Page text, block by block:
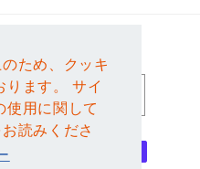
ため、クッキ
ます。 サイ
使用に関して
読みくださ
ため、クッキ
ます。 サイ
使用に関して
読みくださ
日本語